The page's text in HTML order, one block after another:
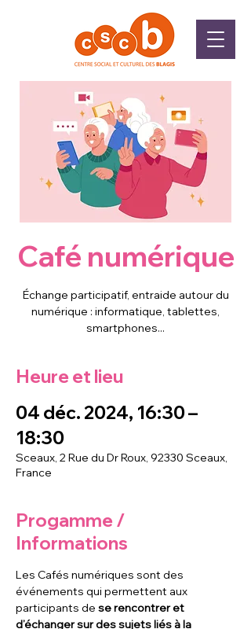
Café numérique
Échange participatif, entraide autour du
numérique : informatique, tablettes,
smartphones...
Heure et lieu
04 déc. 2024, 16:30 –
18:30
Sceaux, 2 Rue du Dr Roux, 92330 Sceaux,
France
Progamme /
Informations
Les Cafés numériques sont des
événements qui permettent aux
participants de se rencontrer et
d’échanger sur des sujets liés à la